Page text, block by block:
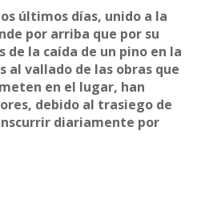
últimos días, unido a la
por arriba que por su
de la caída de un pino en la
al vallado de las obras que
en el lugar, han
debido al trasiego de
diariamente por